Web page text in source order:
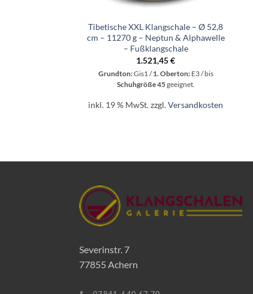
Tibetische XXL Klangschale – Ø 52,8
cm – 11270 g – Neptun & Alphawelle
– Fußklangschale
1.521,45€
Grundton:Gis1 /1. Oberton:E3 / bis
Schuhgröße 45geeignet.
inkl. 19 % MwSt.zzgl.Versandkosten
Severinstr. 7
77855 Achern